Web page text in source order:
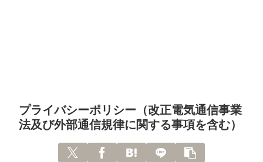
プライバシーポリシー（改正電気通信事業
法及び外部通信規律に関する事項を含む）